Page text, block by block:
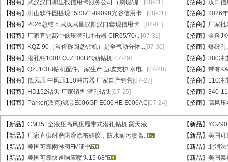
【招商】 武汉汉口哪里找信用卡服务公司（刷现/提...[08-01] 【招商】 汉口信
【招商】 洪山软件园提现153371-89098光谷信用卡...[08-01] 【招商】 2026
【招商】 2026总结：武汉武昌汉阳汉口套现信用卡...[08-01] 【招商】 厂家
【招商】 厂家直销高中低压潜孔冲击器 CIR65/70/...[07-31] 【招商】 金科
【招商】
KQZ-90（常俗称圆盘钻机）是全气动分体...[07-30] 【招商】 爆破孔
【招商】 潜孔钻100B QJZ100B气动钻机[07-29] 【招商】 380冲
【招商】 QZJ100B钻机配件厂家生产 边坡支护 水电...[07-28] 【招商】 带有
【招商】 低风压 中风压110冲击器 厂家自产销售 [07-27] 【招商】 110冲
【招商】
HD152钻头 厂家销售 潜孔钻头[07-25] 【招商】 340-
【招商】
Parker(派克)滤芯E006GP E006HE E006AC [07-24] 【招商】 高风压
【新品】 CM351全液压高风压履带式潜孔钻机 露天液... 【新品】
【新品】 厂家直供耐磨防滑涂布硅胶，防水耐污渍高.. 【新品】 美国可
【新品】 美国可靠雨淋阀FM证书 【新品】 北消法
【新品】 美国可靠快速响应喷头15-68° 【新品】 美国泰